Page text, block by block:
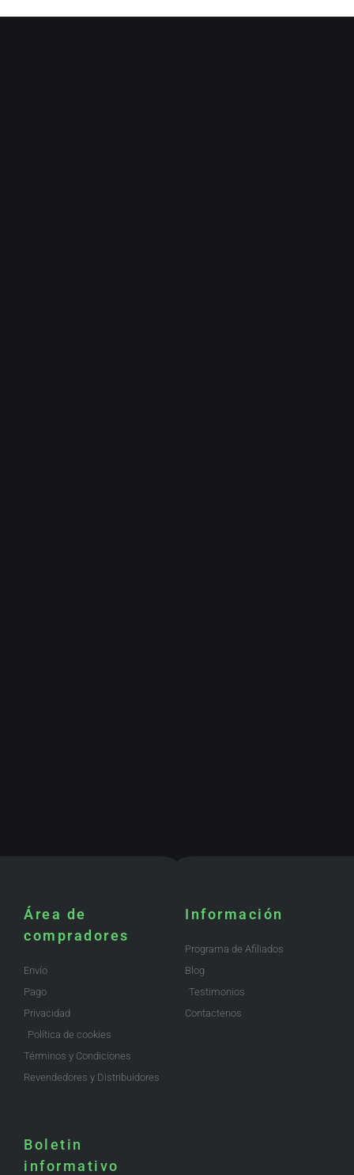
Área de
compradores
Envío
Pago
Privacidad
Política de cookies
Términos y Condiciones
Revendedores y Distribuidores
Información
Programa de Afiliados
Blog
Testimonios
Contactenos
Boletin
informativo